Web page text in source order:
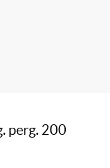
perg. 200